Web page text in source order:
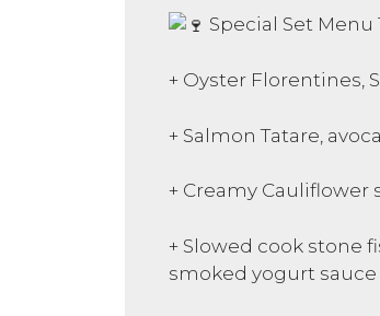
Special Set Menu
+ Oyster Florentines,
+ Salmon Tatare,
+ Creamy Cauliflower
+ Slowed cook stone
smoked yogurt sauce